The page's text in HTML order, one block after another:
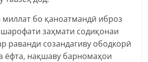
бо қаноатмандӣ иброз
заҳмати содиқонаи
раванди созандагиву ободкорӣ
нақшаву барномаҳои